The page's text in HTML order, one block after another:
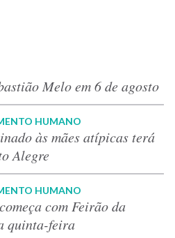
Melo em 6 de agosto
HUMANO
às mães atípicas terá
Alegre
HUMANO
com Feirão da
quinta-feira